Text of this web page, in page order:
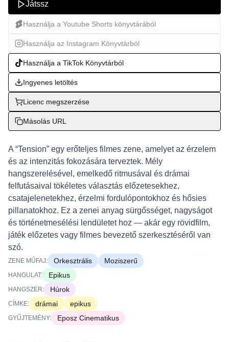
Játssz
Használja a Youtube Shorts könyvtárából
Használja az Instagram Könyvtárból
Használja a TikTok Könyvtárból
Ingyenes letöltés
Licenc megszerzése
Másolás URL
A “Tension” egy erőteljes filmes zene, amelyet az érzelem
és az intenzitás fokozására terveztek. Mély
hangszerelésével, emelkedő ritmusával és drámai
felfutásaival tökéletes választás előzetesekhez,
csatajelenetekhez, érzelmi fordulópontokhoz és hősies
pillanatokhoz. Ez a zenei anyag sürgősséget, nagyságot
és történetmesélési lendületet hoz — akár egy rövidfilm,
játék előzetes vagy filmes bevezető szerkesztéséről van
szó.
ZENE MŰFAJ: Orkesztrális Moziszerű
HANGULAT: Epikus
HANGSZER: Húrok
CÍMKE: drámai epikus
GYŰJTEMÉNY: Eposz Cinematikus